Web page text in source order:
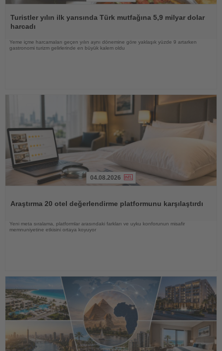
Oku
Turistler yılın ilk yarısında Türk mutfağına 5,9 milyar dolar
harcadı
Yeme içme harcamaları geçen yılın aynı dönemine göre yaklaşık yüzde 9 artarken
gastronomi turizm gelirlerinde en büyük kalem oldu
04.08.2026
Araştırma 20 otel değerlendirme platformunu karşılaştırdı
Yeni meta sıralama, platformlar arasındaki farkları ve uyku konforunun misafir
memnuniyetine etkisini ortaya koyuyor